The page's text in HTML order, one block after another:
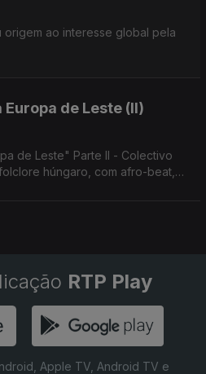
ao interesse global pela
de Leste (II)
de Leste" Parte II - Colectivo
húngaro, com afro-beat,
RTP Play
Apple TV, Android TV e